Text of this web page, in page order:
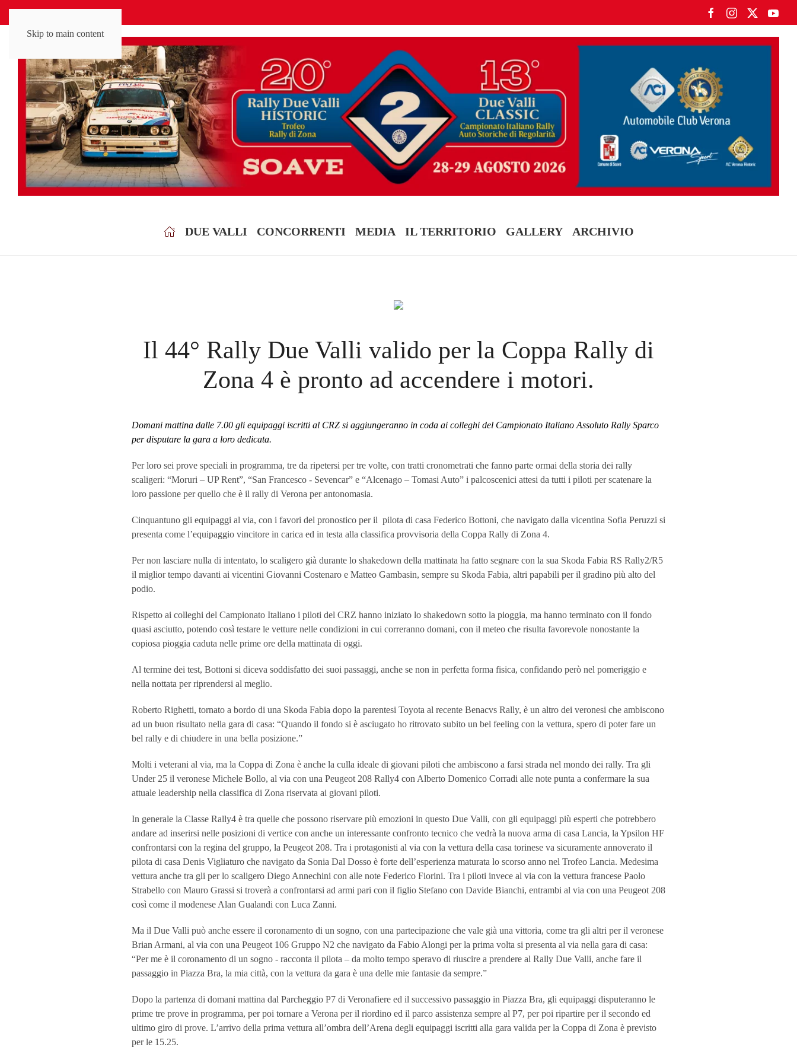
Skip to main content
DUE VALLI CONCORRENTI MEDIA IL TERRITORIO GALLERY ARCHIVIO
Il 44° Rally Due Valli valido per la Coppa Rally di
Zona 4 è pronto ad accendere i motori.
Domani mattina dalle 7.00 gli equipaggi iscritti al CRZ si aggiungeranno in coda ai colleghi del Campionato Italiano Assoluto Rally Sparco
per disputare la gara a loro dedicata.
Per loro sei prove speciali in programma, tre da ripetersi per tre volte, con tratti cronometrati che fanno parte ormai della storia dei rally
scaligeri: “Moruri – UP Rent”, “San Francesco - Sevencar” e “Alcenago – Tomasi Auto” i palcoscenici attesi da tutti i piloti per scatenare la
loro passione per quello che è il rally di Verona per antonomasia.
Cinquantuno gli equipaggi al via, con i favori del pronostico per il pilota di casa Federico Bottoni, che navigato dalla vicentina Sofia Peruzzi si
presenta come l’equipaggio vincitore in carica ed in testa alla classifica provvisoria della Coppa Rally di Zona 4.
Per non lasciare nulla di intentato, lo scaligero già durante lo shakedown della mattinata ha fatto segnare con la sua Skoda Fabia RS Rally2/R5
il miglior tempo davanti ai vicentini Giovanni Costenaro e Matteo Gambasin, sempre su Skoda Fabia, altri papabili per il gradino più alto del
podio.
Rispetto ai colleghi del Campionato Italiano i piloti del CRZ hanno iniziato lo shakedown sotto la pioggia, ma hanno terminato con il fondo
quasi asciutto, potendo così testare le vetture nelle condizioni in cui correranno domani, con il meteo che risulta favorevole nonostante la
copiosa pioggia caduta nelle prime ore della mattinata di oggi.
Al termine dei test, Bottoni si diceva soddisfatto dei suoi passaggi, anche se non in perfetta forma fisica, confidando però nel pomeriggio e
nella nottata per riprendersi al meglio.
Roberto Righetti, tornato a bordo di una Skoda Fabia dopo la parentesi Toyota al recente Benacvs Rally, è un altro dei veronesi che ambiscono
ad un buon risultato nella gara di casa: “Quando il fondo si è asciugato ho ritrovato subito un bel feeling con la vettura, spero di poter fare un
bel rally e di chiudere in una bella posizione.”
Molti i veterani al via, ma la Coppa di Zona è anche la culla ideale di giovani piloti che ambiscono a farsi strada nel mondo dei rally. Tra gli
Under 25 il veronese Michele Bollo, al via con una Peugeot 208 Rally4 con Alberto Domenico Corradi alle note punta a confermare la sua
attuale leadership nella classifica di Zona riservata ai giovani piloti.
In generale la Classe Rally4 è tra quelle che possono riservare più emozioni in questo Due Valli, con gli equipaggi più esperti che potrebbero
andare ad inserirsi nelle posizioni di vertice con anche un interessante confronto tecnico che vedrà la nuova arma di casa Lancia, la Ypsilon HF
confrontarsi con la regina del gruppo, la Peugeot 208. Tra i protagonisti al via con la vettura della casa torinese va sicuramente annoverato il
pilota di casa Denis Vigliaturo che navigato da Sonia Dal Dosso è forte dell’esperienza maturata lo scorso anno nel Trofeo Lancia. Medesima
vettura anche tra gli per lo scaligero Diego Annechini con alle note Federico Fiorini. Tra i piloti invece al via con la vettura francese Paolo
Strabello con Mauro Grassi si troverà a confrontarsi ad armi pari con il figlio Stefano con Davide Bianchi, entrambi al via con una Peugeot 208
così come il modenese Alan Gualandi con Luca Zanni.
Ma il Due Valli può anche essere il coronamento di un sogno, con una partecipazione che vale già una vittoria, come tra gli altri per il veronese
Brian Armani, al via con una Peugeot 106 Gruppo N2 che navigato da Fabio Alongi per la prima volta si presenta al via nella gara di casa:
“Per me è il coronamento di un sogno - racconta il pilota – da molto tempo speravo di riuscire a prendere al Rally Due Valli, anche fare il
passaggio in Piazza Bra, la mia città, con la vettura da gara è una delle mie fantasie da sempre.”
Dopo la partenza di domani mattina dal Parcheggio P7 di Veronafiere ed il successivo passaggio in Piazza Bra, gli equipaggi disputeranno le
prime tre prove in programma, per poi tornare a Verona per il riordino ed il parco assistenza sempre al P7, per poi ripartire per il secondo ed
ultimo giro di prove. L’arrivo della prima vettura all’ombra dell’Arena degli equipaggi iscritti alla gara valida per la Coppa di Zona è previsto
per le 15.25.